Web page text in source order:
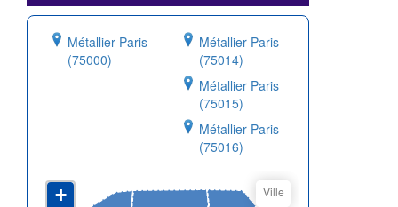
Métallier Paris
(75000)
Métallier Paris
(75014)
Métallier Paris
(75015)
Métallier Paris
(75016)
+ Ville